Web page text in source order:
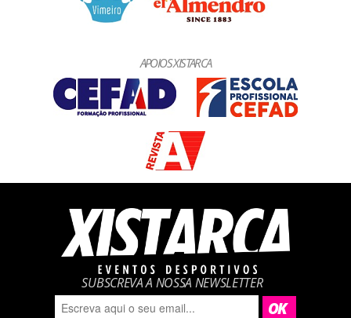
APOIOS XISTARCA
SUBSCREVA A NOSSA NEWSLETTER